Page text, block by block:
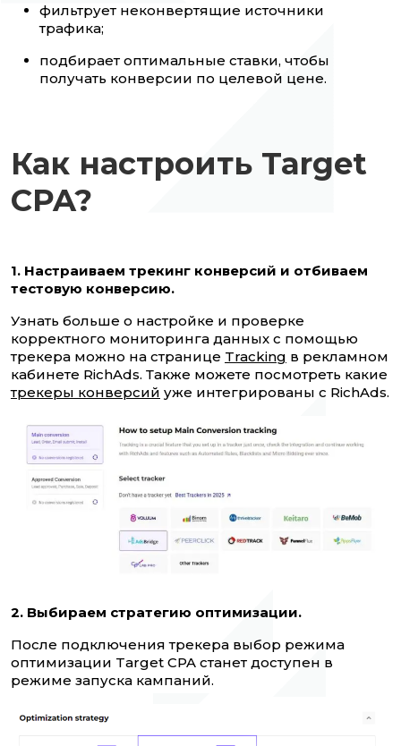
фильтрует неконвертящие источники
трафика;
подбирает оптимальные ставки, чтобы
получать конверсии по целевой цене.
Как настроить Target
CPA?
1. Настраиваем трекинг конверсий и отбиваем
тестовую конверсию.
Узнать больше о настройке и проверке
корректного мониторинга данных с помощью
трекера можно на странице Tracking в рекламном
кабинете RichAds. Также можете посмотреть какие
трекеры конверсий уже интегрированы с RichAds.
2. Выбираем стратегию оптимизации.
После подключения трекера выбор режима
оптимизации Target CPA станет доступен в
режиме запуска кампаний.